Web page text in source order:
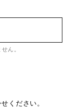
ん。
ください。